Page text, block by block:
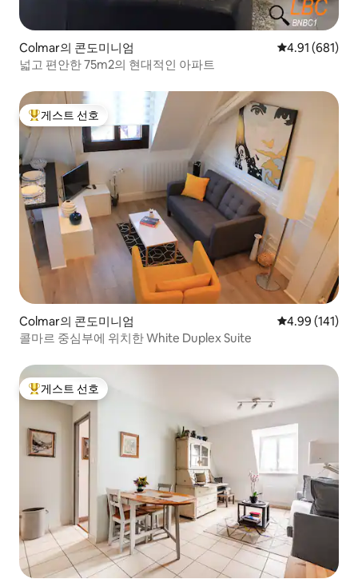
Colmar의 콘도미니엄 평점 4.91점(5
4.91 (681)
넓고 편안한 75m2의 현대적인 아파트
상위 게스트 선호
게스트 선호
Colmar의 콘도미니엄 평점 4.99점(5
4.99 (141)
콜마르 중심부에 위치한 White Duplex Suite
상위 게스트 선호
게스트 선호